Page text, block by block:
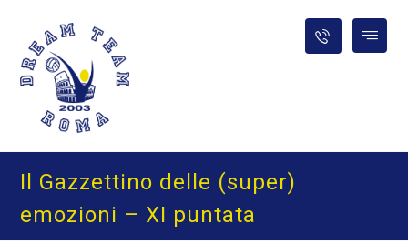
Il Gazzettino delle (super)
emozioni – XI puntata